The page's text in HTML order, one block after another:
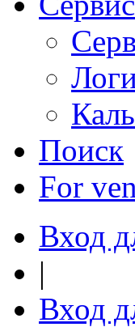
Поиск
For
Вход
|
Вход